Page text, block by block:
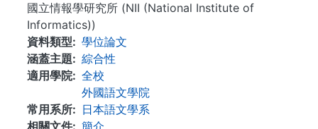
國立情報學研究所 (NII (National Institute of
Informatics))
資料類型
學位論文
涵蓋主題
綜合性
適用學院
全校
外國語文學院
常用系所
日本語文學系
相關文件
簡介